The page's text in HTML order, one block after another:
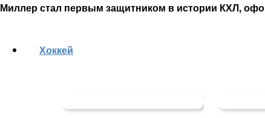
Миллер стал первым защитником в истории КХЛ,
Хоккей